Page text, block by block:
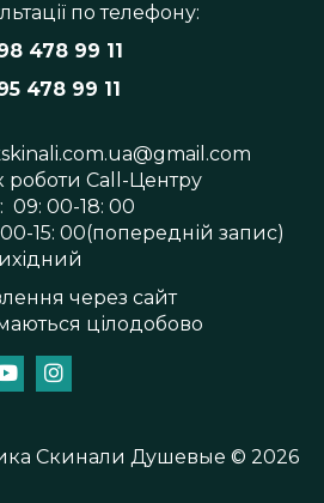
по телефону:
478 99 11
478 99 11
роботи Call-Центру
09: 00-18: 00
00-15: 00(попередній запис)
через сайт
цілодобово
Скинали Душевые © 2026